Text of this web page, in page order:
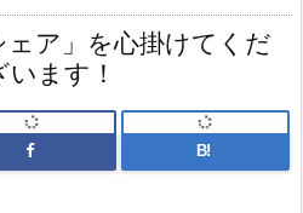
ア」を心掛けてくだ
ます！
B!